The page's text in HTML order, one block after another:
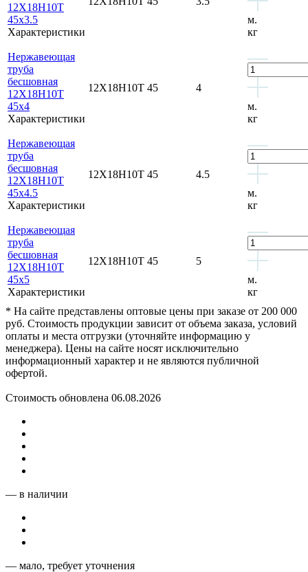
12Х18Н10Т
45x3.5
Характеристики
м.
кг
Нержавеющая
труба
бесшовная
12Х18Н10Т
45x4
Характеристики
12Х18Н10Т 45
4
м.
кг
Нержавеющая
труба
бесшовная
12Х18Н10Т
45x4.5
Характеристики
12Х18Н10Т 45
4.5
м.
кг
Нержавеющая
труба
бесшовная
12Х18Н10Т
45x5
Характеристики
12Х18Н10Т 45
5
м.
кг
* На сайте представлены оптовые цены при заказе от 200 000
руб. Стоимость продукции зависит от объема заказа, условий
оплаты и места отгрузки (уточняйте информацию у
менеджера). Цены на сайте носят исключительно
информационный характер и не являются публичной
офертой.
Стоимость обновлена 06.08.2026
— в наличии
— мало, требует уточнения